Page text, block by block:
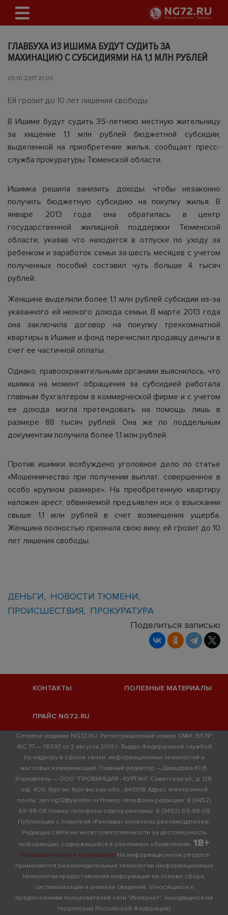
ГЛАВБУХА ИЗ ИШИМА БУДУТ СУДИТЬ ЗА
МАХИНАЦИЮ С СУБСИДИЯМИ НА 1,1 МЛН РУБЛЕЙ
05.10.2017 21:00
Ей грозит до 10 лет лишения свободы
В Ишиме будут судить 35-летнюю местную жительницу
за хищение 1,1 млн рублей бюджетной субсидии,
выделенной на приобретение жилья, сообщает пресс-
служба прокуратуры Тюменской области.
Ишимка решила занизить доходы, чтобы незаконно
получить бюджетную субсидию на покупку жилья. В
январе 2013 года она обратилась в центр
государственной жилищной поддержки Тюменской
области, указав что находится в отпуске по уходу за
ребенком и заработок семьи за шесть месяцев с учетом
полученных пособий составил чуть больше 4 тысяч
рублей.
Женщине выделили более 1,1 млн рублей субсидии из-за
указанного ей низкого дохода семьи. В марте 2013 года
она заключила договор на покупку трехкомнатной
квартиры в Ишиме и фонд перечислил продавцу деньги в
счет ее частичной оплаты.
Однако, правоохранительными органами выяснилось, что
ишимка на момент обращения за субсидией работала
главным бухгалтером в коммерческой фирме и с учетом
ее дохода могла претендовать на помощь лишь в
размере 88 тысяч рублей. Она же по поддельным
документам получила более 1,1 млн рублей.
Против ишимки возбуждено уголовное дело по статье
«Мошенничество при получении выплат, совершенное в
особо крупном размере». На преобретенную квартиру
наложен арест, обвиняемой предъявлен иск о взыскании
свыше 1,1 млн рублей в счет возмещения ущерба.
Женщина полностью признала свою вину, ей грозит до 10
лет лишения свободы.
ДЕНЬГИ
НОВОСТИ ТЮМЕНИ
ПРОИСШЕСТВИЯ
ПРОКУРАТУРА
Поделиться записью
КОНТАКТЫ ПОЛЕЗНЫЕ МАТЕРИАЛЫ
ПРАЙС NG72.RU
Сетевое издание NG72.RU. Регистрационный номер СМИ: ЭЛ №
ФС 77 — 76393 от 2 августа 2019 г. Выдан Федеральной службой
по надзору в сфере связи, информационных технологий и
массовых коммуникаций. Главный редактор — Давыдова Ю.В.
Учредитель — ООО "ПРОВИНЦИЯ - КУРГАН" Советская ул., д. 128,
оф. 406, Курган, Курганская обл., 640018 Адрес электронной
почты: zen.ng72@yandex.ru Номер телефона редакции: 8 (3452)
69-98-08 Номер телефона отдела рекламы: 8 (3452) 69-98-08
Публикации с пометкой «Реклама» оплачены рекламодателем.
Редакция сайта не несет ответственности за достоверность
информации, содержащейся в рекламных объявлениях. 18+
Пользовательское соглашение На информационном ресурсе
применяются рекомендательные технологии (информационные
технологии предоставления информации на основе сбора,
систематизации и анализа сведений, относящихся к
предпочтениям пользователей сети "Интернет", находящихся на
территории Российской Федерации)